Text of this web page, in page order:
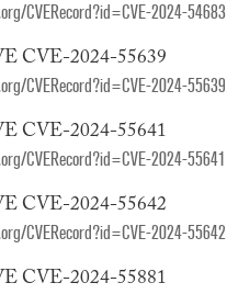
CVERecord?id=CVE-2024-54683
CVE-2024-55639
CVERecord?id=CVE-2024-55639
CVE-2024-55641
CVERecord?id=CVE-2024-55641
CVE-2024-55642
CVERecord?id=CVE-2024-55642
CVE-2024-55881